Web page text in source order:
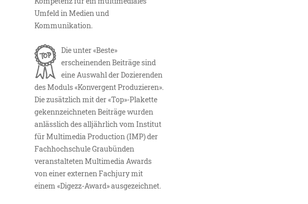
Umfeld in Medien und
Kommunikation.
Die unter «Beste»
erscheinenden Beiträge sind
eine Auswahl der Dozierenden
des Moduls «Konvergent Produzieren».
Die zusätzlich mit der «Top»-Plakette
gekennzeichneten Beiträge wurden
anlässlich des alljährlich vom Institut
für Multimedia Production (IMP) der
Fachhochschule Graubünden
veranstalteten Multimedia Awards
von einer externen Fachjury mit
einem «Digezz-Award» ausgezeichnet.